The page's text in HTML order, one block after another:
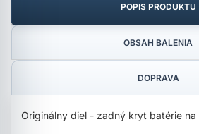
POPIS PRODUKTU
OBSAH BALENIA
DOPRAVA
Originálny diel - zadný kryt batérie